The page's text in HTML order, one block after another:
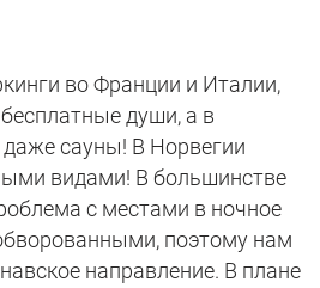
во Франции и Италии,
души, а в
сауны! В Норвегии
видами! В большинстве
с местами в ночное
поэтому нам
направление. В плане